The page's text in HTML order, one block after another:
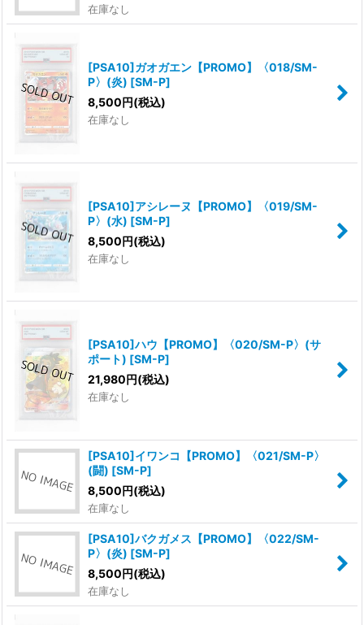
在庫なし
[PSA10]ガオガエン【PROMO】〈018/SM-
P〉(炎) [SM-P]
8,500円(税込)
在庫なし
[PSA10]アシレーヌ【PROMO】〈019/SM-
P〉(水) [SM-P]
8,500円(税込)
在庫なし
[PSA10]ハウ【PROMO】〈020/SM-P〉(サ
ポート) [SM-P]
21,980円(税込)
在庫なし
[PSA10]イワンコ【PROMO】〈021/SM-P〉
(闘) [SM-P]
8,500円(税込)
在庫なし
[PSA10]バクガメス【PROMO】〈022/SM-
P〉(炎) [SM-P]
8,500円(税込)
在庫なし